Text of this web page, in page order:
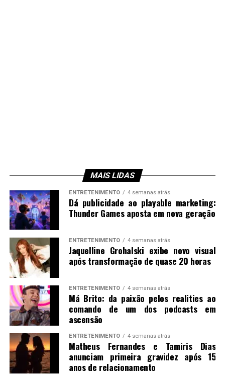
MAIS LIDAS
ENTRETENIMENTO 4 semanas atrás
Dá publicidade ao playable marketing:
Thunder Games aposta em nova geração
ENTRETENIMENTO 4 semanas atrás
Jaquelline Grohalski exibe novo visual
após transformação de quase 20 horas
ENTRETENIMENTO 4 semanas atrás
Má Brito: da paixão pelos realities ao
comando de um dos podcasts em
ascensão
ENTRETENIMENTO 4 semanas atrás
Matheus Fernandes e Tamiris Dias
anunciam primeira gravidez após 15
anos de relacionamento